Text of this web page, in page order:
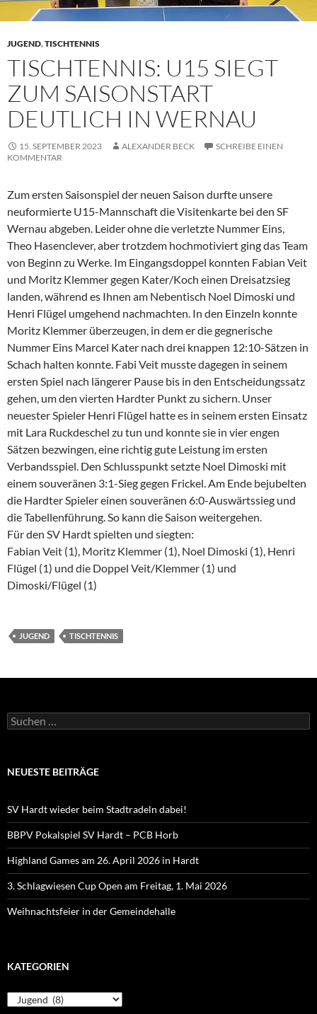
JUGEND,TISCHTENNIS
TISCHTENNIS: U15 SIEGT
ZUM SAISONSTART
DEUTLICH IN WERNAU
15. SEPTEMBER 2023 ALEXANDER BECK
SCHREIBE EINEN
KOMMENTAR
Zum ersten Saisonspiel der neuen Saison durfte unsere
neuformierte U15-Mannschaft die Visitenkarte bei den SF
Wernau abgeben. Leider ohne die verletzte Nummer Eins,
Theo Hasenclever, aber trotzdem hochmotiviert ging das Team
von Beginn zu Werke. Im Eingangsdoppel konnten Fabian Veit
und Moritz Klemmer gegen Kater/Koch einen Dreisatzsieg
landen, während es Ihnen am Nebentisch Noel Dimoski und
Henri Flügel umgehend nachmachten. In den Einzeln konnte
Moritz Klemmer überzeugen, in dem er die gegnerische
Nummer Eins Marcel Kater nach drei knappen 12:10-Sätzen in
Schach halten konnte. Fabi Veit musste dagegen in seinem
ersten Spiel nach längerer Pause bis in den Entscheidungssatz
gehen, um den vierten Hardter Punkt zu sichern. Unser
neuester Spieler Henri Flügel hatte es in seinem ersten Einsatz
mit Lara Ruckdeschel zu tun und konnte sie in vier engen
Sätzen bezwingen, eine richtig gute Leistung im ersten
Verbandsspiel. Den Schlusspunkt setzte Noel Dimoski mit
einem souveränen 3:1-Sieg gegen Frickel. Am Ende bejubelten
die Hardter Spieler einen souveränen 6:0-Auswärtssieg und
die Tabellenführung. So kann die Saison weitergehen.
Für den SV Hardt spielten und siegten:
Fabian Veit (1), Moritz Klemmer (1), Noel Dimoski (1), Henri
Flügel (1) und die Doppel Veit/Klemmer (1) und
Dimoski/Flügel (1)
JUGEND TISCHTENNIS
Suchen
nach:
NEUESTE BEITRÄGE
SV Hardt wieder beim Stadtradeln dabei!
BBPV Pokalspiel SV Hardt – PCB Horb
Highland Games am 26. April 2026 in Hardt
3. Schlagwiesen Cup Open am Freitag, 1. Mai 2026
Weihnachtsfeier in der Gemeindehalle
KATEGORIEN
Kategorien